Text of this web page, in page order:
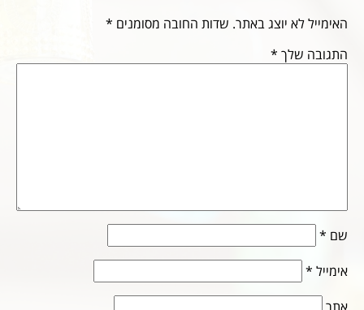
האימייל לא יוצג באתר. שדות החובה מסומנים *
התגובה שלך *
שם *
אימייל *